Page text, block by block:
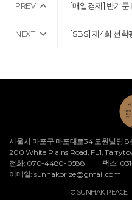
PREV
NEXT [SBS] 제4회 선학
서울시 마포구 마포대로34 도원빌딩 8
200 White Plains Road, FL1,
전화: 070-4480-0588
팩스:
이메일: sunhakprize@gmail.com
© SUNHAK PEACE